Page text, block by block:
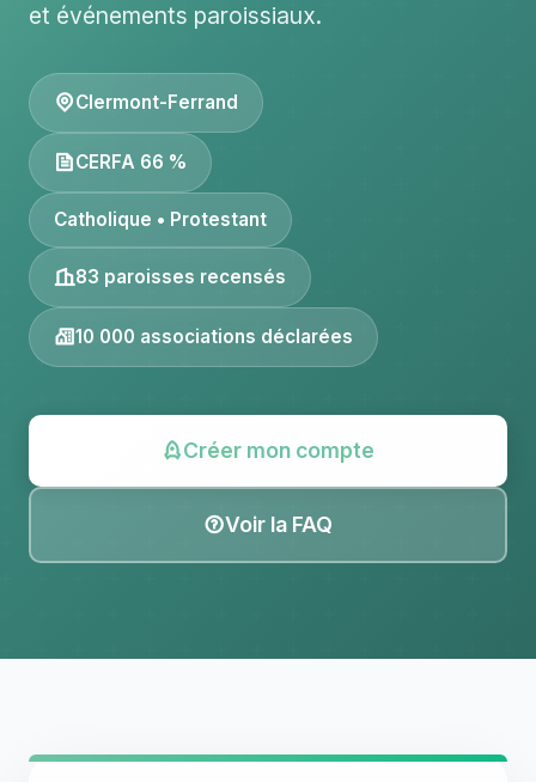
et événements paroissiaux.
Clermont-Ferrand
CERFA 66 %
Catholique • Protestant
83 paroisses recensés
10 000 associations déclarées
Créer mon compte
Voir la FAQ